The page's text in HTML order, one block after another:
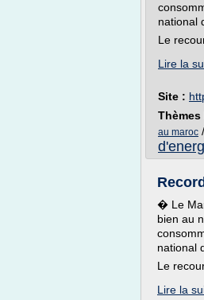
national
Le
Lire la
Site :
Thèmes
au maroc /
� Le
bien au
national
Le
Lire la